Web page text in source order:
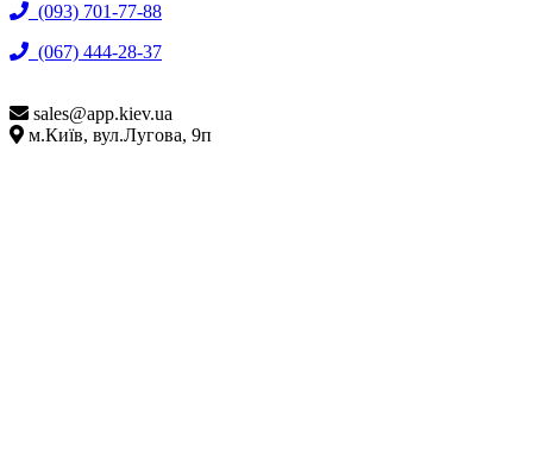
(093) 701-77-88
(067) 444-28-37
sales@app.kiev.ua
м.Київ, вул.Лугова, 9п